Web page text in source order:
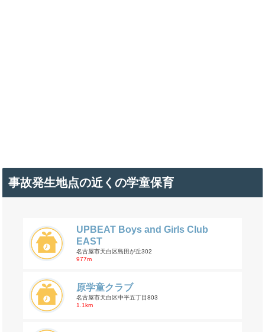
事故発生地点の近くの学童保育
UPBEAT Boys and Girls Club
EAST
名古屋市天白区島田が丘302
977m
原学童クラブ
名古屋市天白区中平五丁目803
1.1km